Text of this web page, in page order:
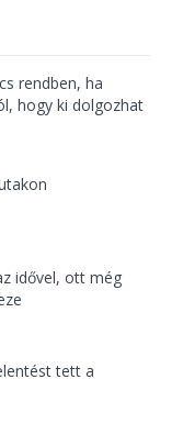
rendben, ha
hogy ki dolgozhat
idővel, ott még
tett a